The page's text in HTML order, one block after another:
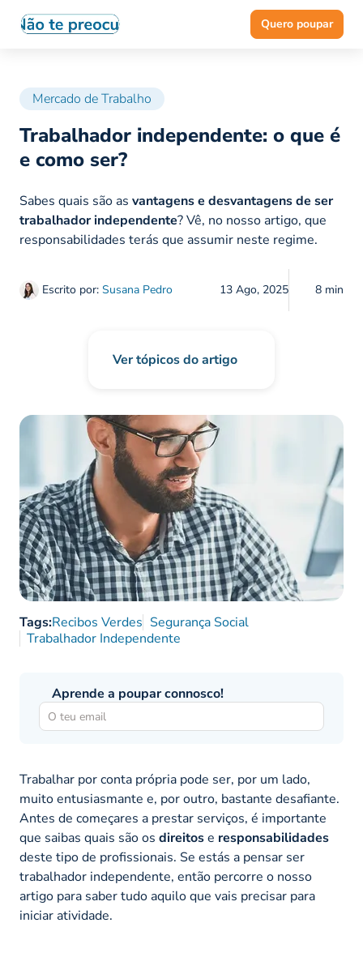
Quero poupar
Mercado de Trabalho
Trabalhador independente: o que é
e como ser?
Escrito por: Susana Pedro 13 Ago, 2025 8 min
Sabes quais são as vantagens e desvantagens de ser
trabalhador independente? Vê, no nosso artigo, que
responsabilidades terás que assumir neste regime.
Ver tópicos do artigo
Tags:Recibos Verdes Segurança Social
Trabalhador Independente
Aprende a poupar connosco!
Trabalhar por conta própria pode ser, por um lado,
muito entusiasmante e, por outro, bastante desafiante.
Antes de começares a prestar serviços, é importante
que saibas quais são os direitose responsabilidades
deste tipo de profissionais. Se estás a pensar ser
trabalhador independente, então percorre o nosso
artigo para saber tudo aquilo que vais precisar para
iniciar atividade.